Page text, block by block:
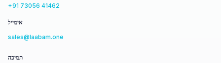
+91 73056 41462
אימייל
sales@laabam.one
תמיכה